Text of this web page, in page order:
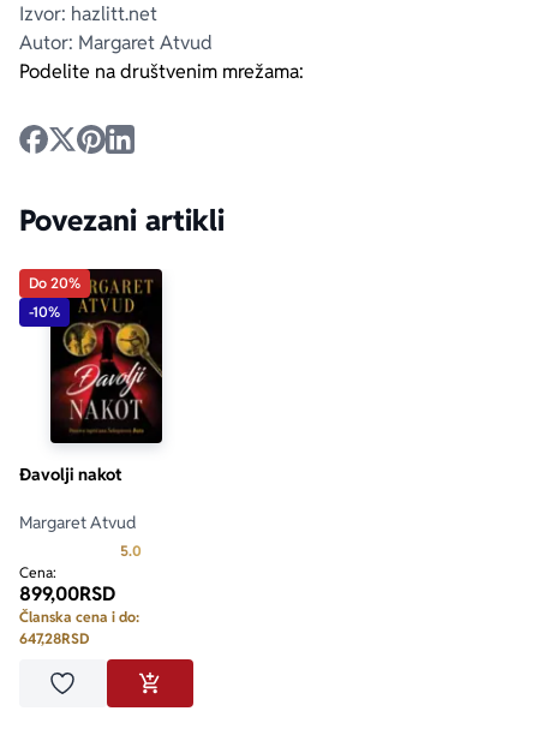
Izvor: hazlitt.net
Autor: Margaret Atvud
Podelite na društvenim mrežama:
Povezani artikli
Do 20%
-10%
Đavolji nakot
Margaret Atvud
5.0
Cena:
899,00RSD
Članska cena i do:
647,28RSD
Dodaj u omiljeneDODAJ U KORPU